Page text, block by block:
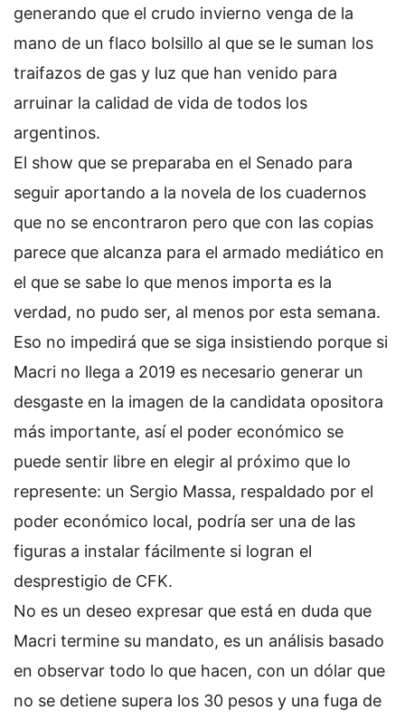
generando que el crudo invierno venga de la
mano de un flaco bolsillo al que se le suman los
traifazos de gas y luz que han venido para
arruinar la calidad de vida de todos los
argentinos.
El show que se preparaba en el Senado para
seguir aportando a la novela de los cuadernos
que no se encontraron pero que con las copias
parece que alcanza para el armado mediático en
el que se sabe lo que menos importa es la
verdad, no pudo ser, al menos por esta semana.
Eso no impedirá que se siga insistiendo porque si
Macri no llega a 2019 es necesario generar un
desgaste en la imagen de la candidata opositora
más importante, así el poder económico se
puede sentir libre en elegir al próximo que lo
represente: un Sergio Massa, respaldado por el
poder económico local, podría ser una de las
figuras a instalar fácilmente si logran el
desprestigio de CFK.
No es un deseo expresar que está en duda que
Macri termine su mandato, es un análisis basado
en observar todo lo que hacen, con un dólar que
no se detiene supera los 30 pesos y una fuga de